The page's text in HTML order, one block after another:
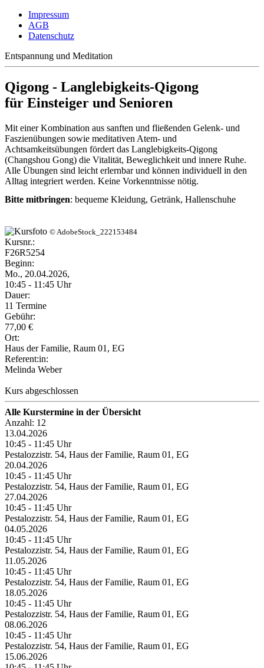
Impressum
AGB
Datenschutz
Entspannung und Meditation
Qigong - Langlebigkeits-Qigong
für Einsteiger und Senioren
Mit einer Kombination aus sanften und fließenden Gelenk- und
Faszienübungen sowie meditativen Atem- und
Achtsamkeitsübungen fördert das Langlebigkeits-Qigong
(Changshou Gong) die Vitalität, Beweglichkeit und innere Ruhe.
Alle Übungen sind leicht erlernbar und können individuell in den
Alltag integriert werden. Keine Vorkenntnisse nötig.
Bitte mitbringen: bequeme Kleidung, Getränk, Hallenschuhe
© AdobeStock_222153484
Kursnr.:
F26R5254
Beginn:
Mo., 20.04.2026,
10:45 - 11:45 Uhr
Dauer:
11 Termine
Gebühr:
77,00 €
Ort:
Haus der Familie, Raum 01, EG
Referent:in:
Melinda Weber
Kurs abgeschlossen
Alle Kurstermine in der Übersicht
Anzahl: 12
13.04.2026
10:45 - 11:45 Uhr
Pestalozzistr. 54, Haus der Familie, Raum 01, EG
20.04.2026
10:45 - 11:45 Uhr
Pestalozzistr. 54, Haus der Familie, Raum 01, EG
27.04.2026
10:45 - 11:45 Uhr
Pestalozzistr. 54, Haus der Familie, Raum 01, EG
04.05.2026
10:45 - 11:45 Uhr
Pestalozzistr. 54, Haus der Familie, Raum 01, EG
11.05.2026
10:45 - 11:45 Uhr
Pestalozzistr. 54, Haus der Familie, Raum 01, EG
18.05.2026
10:45 - 11:45 Uhr
Pestalozzistr. 54, Haus der Familie, Raum 01, EG
08.06.2026
10:45 - 11:45 Uhr
Pestalozzistr. 54, Haus der Familie, Raum 01, EG
15.06.2026